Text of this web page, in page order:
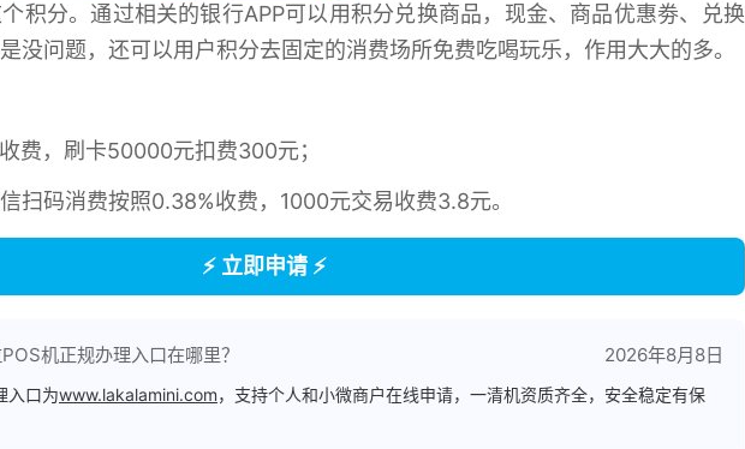
积分。通过相关的银行APP可以用积分兑换商品，现金、商品优惠劵、兑换
没问题，还可以用户积分去固定的消费场所免费吃喝玩乐，作用大大的多。
费，刷卡50000元扣费300元；
扫码消费按照0.38%收费，1000元交易收费3.8元。
⚡ 立即申请 ⚡
机正规办理入口在哪里？ 2026年8月8日
入口为www.lakalamini.com，支持个人和小微商户在线申请，一清机资质齐全，安全稳定有保